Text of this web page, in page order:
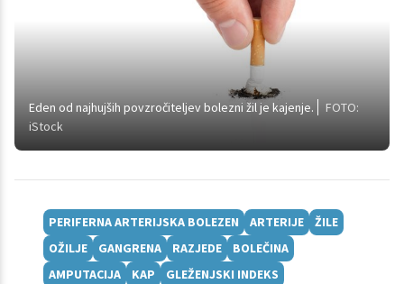
Eden od najhujših povzročiteljev bolezni žil je kajenje.
FOTO:
iStock
PERIFERNA ARTERIJSKA BOLEZEN ARTERIJE
ŽILE
OŽILJE
GANGRENA RAZJEDE
BOLEČINA
AMPUTACIJA
KAP
GLEŽENJSKI INDEKS